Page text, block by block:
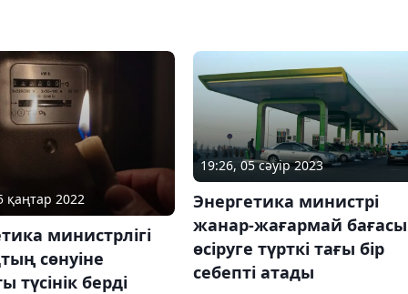
қаңтар 2022
министрлігі
сөнуіне
түсінік берді
19:26, 05 сәуір 2023
Энергетика министрі
жанар-жағармай
өсіруге түрткі тағы бір
себепті атады